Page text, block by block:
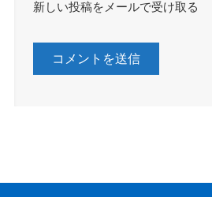
新しい投稿をメールで受け取る